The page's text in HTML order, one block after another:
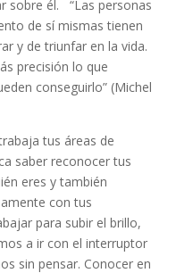
sobre él. “Las personas
de sí mismas tienen
y de triunfar en la vida.
precisión lo que
conseguirlo” (Michel
tus áreas de
saber reconocer tus
eres y también
con tus
para subir el brillo,
a ir con el interruptor
sin pensar. Conocer en